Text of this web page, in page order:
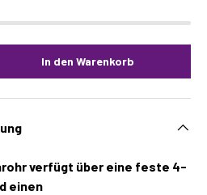
In den Warenkorb
verfügt über eine feste 4-
einen